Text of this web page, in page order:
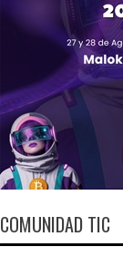
COMUNIDAD TIC